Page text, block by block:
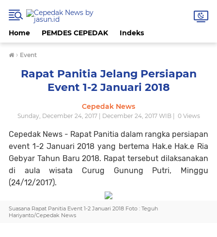
Home PEMDES CEPEDAK Indeks
› Event
Rapat Panitia Jelang Persiapan
Event 1-2 Januari 2018
Cepedak News
Sunday, December 24, 2017 | December 24, 2017 WIB | 0Views
Cepedak News - Rapat Panitia dalam rangka persiapan
event 1-2 Januari 2018 yang bertema Hak.e Hak.e Ria
Gebyar Tahun Baru 2018. Rapat tersebut dilaksanakan
di aula wisata Curug Gunung Putri, Minggu
(24/12/2017).
Suasana Rapat Panitia Event 1-2 Januari 2018 Foto : Teguh
Hariyanto/Cepedak News